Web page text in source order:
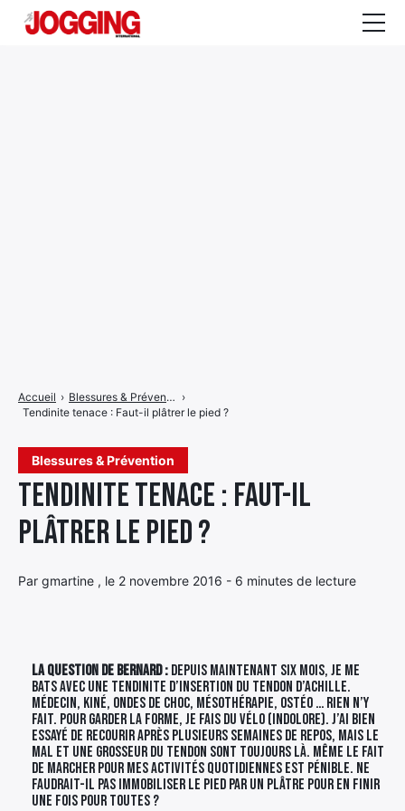
Blessures & Prévention
Tendinite tenace : Faut-il
plâtrer le pied ?
Par gmartine , le 2 novembre 2016 - 6 minutes de lecture
Accueil › Blessures & Prévention ›
Tendinite tenace : Faut-il plâtrer le pied ?
La question de Bernard : Depuis maintenant six mois, je me
bats avec une tendinite d’insertion du tendon d’Achille.
Médecin, kiné, ondes de choc, mésothérapie, ostéo … rien n’y
fait. Pour garder la forme, je fais du vélo (indolore). J’ai bien
essayé de recourir après plusieurs semaines de repos, mais le
mal et une grosseur du tendon sont toujours là. Même le fait
de marcher pour mes activités quotidiennes est pénible. Ne
faudrait-il pas immobiliser le pied par un plâtre pour en finir
une fois pour toutes ?
menu
menumenu